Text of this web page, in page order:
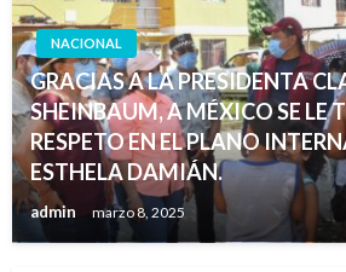
NACIONAL
GRACIAS A LA PRESIDENTA
SHEINBAUM, A MÉXICO SE LE
RESPETO EN EL PLANO
ESTHELA DAMIÁN.
admin marzo 8, 2025